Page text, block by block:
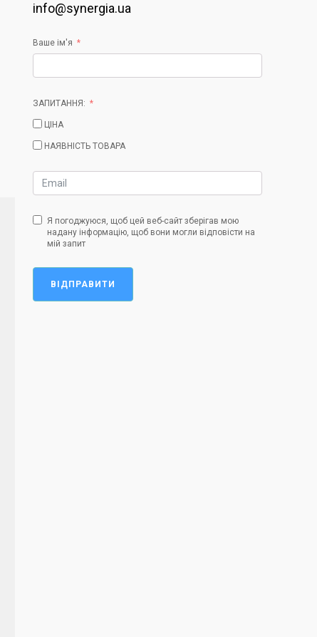
info@synergia.ua
Ваше ім'я
ЗАПИТАННЯ:
ЦІНА
НАЯВНІСТЬ ТОВАРА
Я погоджуюся, щоб цей веб-сайт зберігав мою
надану інформацію, щоб вони могли відповісти на
мій запит
ВІДПРАВИТИ